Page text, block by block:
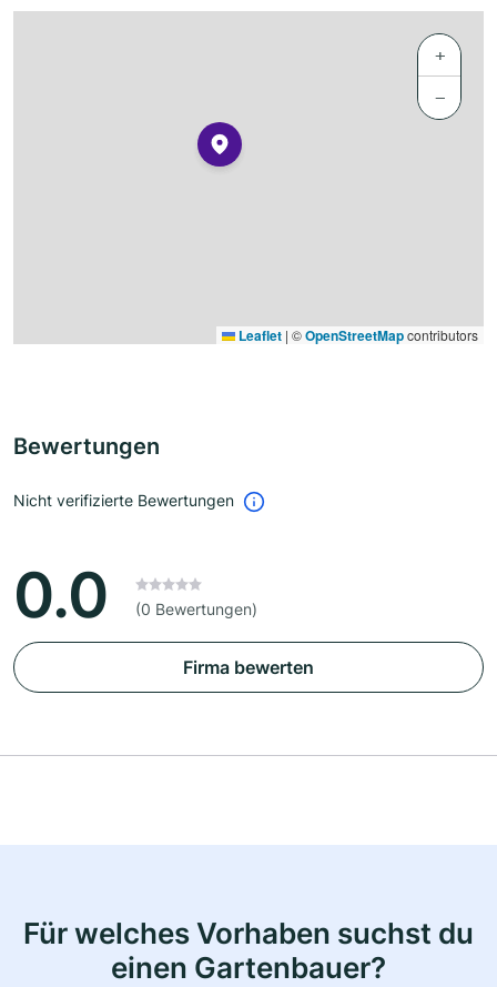
+
−
Leaflet | ©OpenStreetMapcontributors
Bewertungen
Nicht verifizierte Bewertungen
0.0 (0 Bewertungen)
Firma bewerten
Für welches Vorhaben suchst du
einen Gartenbauer?